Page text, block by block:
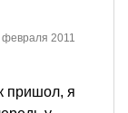
февраля 2011
пришол, я